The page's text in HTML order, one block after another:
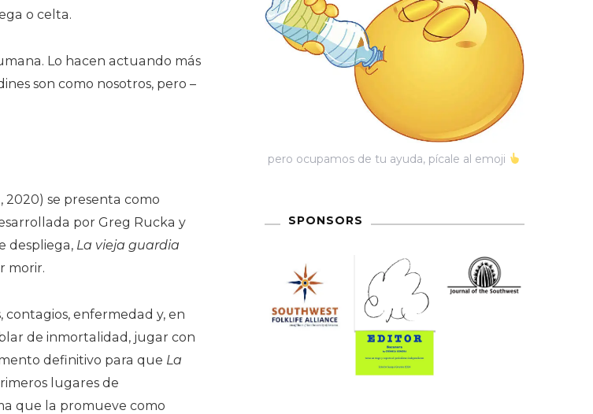
o celta.
Lo hacen actuando más
son como nosotros, pero –
2020) se presenta como
por Greg Rucka y
despliega, La vieja guardia
morir.
contagios, enfermedad y, en
de inmortalidad, jugar con
definitivo para que La
lugares de
que la promueve como
pero ocupamos de tu ayuda, pícale al emoji
SPONSORS